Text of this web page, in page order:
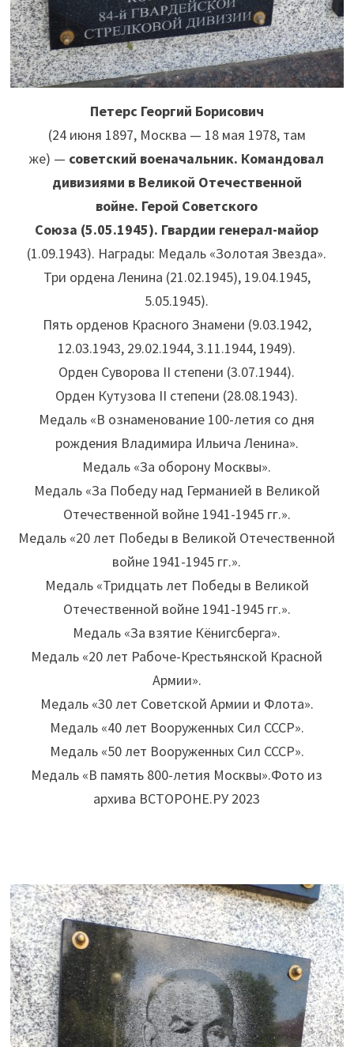
Петерс Георгий Борисович
(24 июня 1897, Москва — 18 мая 1978, там
же) — советский военачальник. Командовал
дивизиями в Великой Отечественной
войне. Герой Советского
Союза (5.05.1945). Гвардии генерал-майор
(1.09.1943). Награды: Медаль «Золотая Звезда».
Три ордена Ленина (21.02.1945), 19.04.1945,
5.05.1945).
Пять орденов Красного Знамени (9.03.1942,
12.03.1943, 29.02.1944, 3.11.1944, 1949).
Орден Суворова II степени (3.07.1944).
Орден Кутузова II степени (28.08.1943).
Медаль «В ознаменование 100-летия со дня
рождения Владимира Ильича Ленина».
Медаль «За оборону Москвы».
Медаль «За Победу над Германией в Великой
Отечественной войне 1941-1945 гг.».
Медаль «20 лет Победы в Великой Отечественной
войне 1941-1945 гг.».
Медаль «Тридцать лет Победы в Великой
Отечественной войне 1941-1945 гг.».
Медаль «За взятие Кёнигсберга».
Медаль «20 лет Рабоче-Крестьянской Красной
Армии».
Медаль «30 лет Советской Армии и Флота».
Медаль «40 лет Вооруженных Сил СССР».
Медаль «50 лет Вооруженных Сил СССР».
Медаль «В память 800-летия Москвы».Фото из
архива ВСТОРОНЕ.РУ 2023